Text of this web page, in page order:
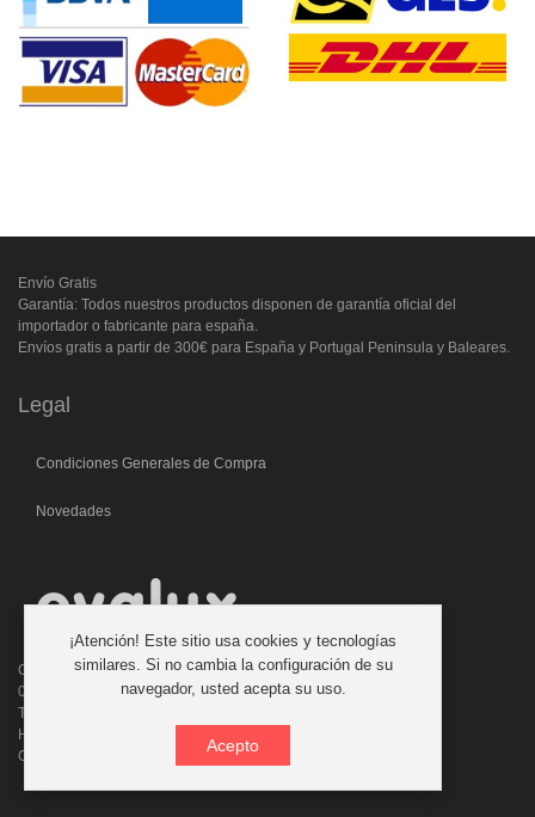
Envío Gratis
Garantía: Todos nuestros productos disponen de garantía oficial del
importador o fabricante para españa.
Envíos gratis a partir de 300€ para España y Portugal Peninsula y Baleares.
Legal
Condiciones Generales de Compra
Novedades
C/. Laforja, 46
08006 BARCELONA (ESPAÑA)
Teléfono: 933 210 593 - 619 711 900
Horario atencion telefonica: 9:00 a 14:00 Tardes con cita previa
Consultas:evalux@evalux.com
¡Atención! Este sitio usa cookies y tecnologías
similares. Si no cambia la configuración de su
navegador, usted acepta su uso.
Acepto